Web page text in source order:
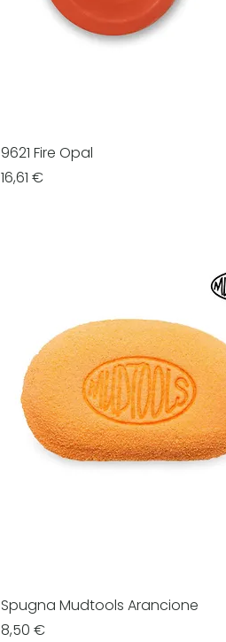
9621 Fire Opal
Prezzo
16,61 €
Spugna Mudtools Arancione
Prezzo
8,50 €